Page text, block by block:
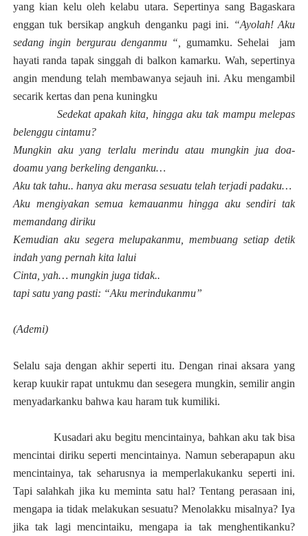
yang kian kelu oleh kelabu utara. Sepertinya sang Bagaskara
enggan tuk bersikap angkuh denganku pagi ini. “Ayolah! Aku
sedang ingin bergurau denganmu “,
gumamku. Sehelai jam
hayati randa tapak singgah di balkon kamarku. Wah, sepertinya
angin mendung telah membawanya sejauh ini. Aku mengambil
secarik kertas dan pena kuningku
Sedekat apakah kita, hingga aku tak mampu melepas
belenggu cintamu?
Mungkin aku yang terlalu merindu atau mungkin jua doa-
doamu yang berkeling denganku…
Aku tak tahu.. hanya aku merasa sesuatu telah terjadi padaku…
Aku mengiyakan semua kemauanmu hingga aku sendiri tak
memandang diriku
Kemudian aku segera melupakanmu, membuang setiap detik
indah yang pernah kita lalui
Cinta, yah… mungkin juga tidak..
tapi satu yang pasti: “Aku merindukanmu”
(Ademi)
Selalu saja dengan akhir seperti itu. Dengan rinai aksara yang
kerap kuukir rapat untukmu dan sesegera mungkin, semilir angin
menyadarkanku bahwa kau haram tuk kumiliki.
Kusadari aku begitu mencintainya, bahkan aku tak bisa
mencintai diriku seperti mencintainya. Namun seberapapun aku
mencintainya, tak seharusnya ia memperlakukanku seperti ini.
Tapi salahkah jika kumeminta satu hal? Tentang perasaan ini,
mengapa ia tidak melakukan sesuatu? Menolakku misalnya? Iya
jika tak lagi mencintaiku, mengapa ia tak menghentikanku?